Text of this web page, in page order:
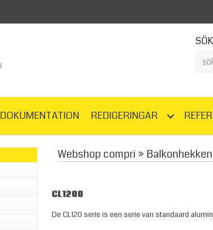
SÖK
DOKUMENTATION REDIGERINGAR
Webshop compri » Balkonhekken
CL1200
De CL120 serie is een serie van standaard